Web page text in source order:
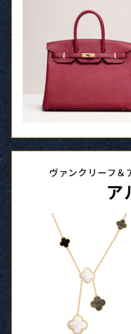
ヴァンクリーフ
ア